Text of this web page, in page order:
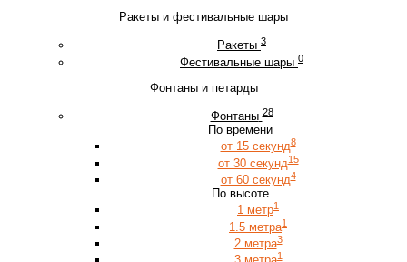
Ракеты и фестивальные шары
Ракеты 3
Фестивальные шары 0
Фонтаны и петарды
Фонтаны 28
По времени
от 15 секунд8
от 30 секунд15
от 60 секунд4
По высоте
1 метр1
1.5 метра1
2 метра3
1